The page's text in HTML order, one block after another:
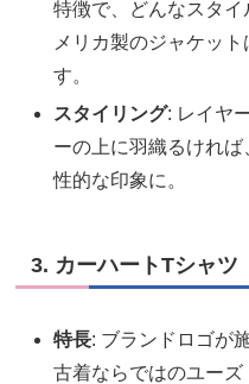
特徴で、どんなスタ
メリカ製のジャケッ
す。
スタイリング: レイヤ
ーの上に羽織るけれ
性的な印象に。
3. カーハートTシャツ
特長: ブランドロゴが
古着ならではのユーズ